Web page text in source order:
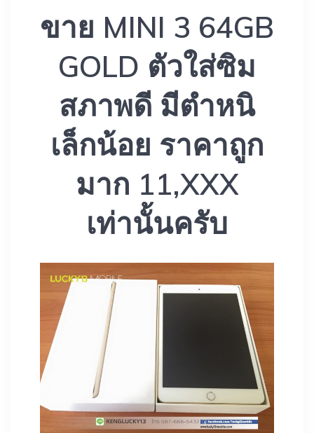
ขาย MINI 3 64GB
GOLD ตัวใส่ซิม
สภาพดี มีตำหนิ
เล็กน้อย ราคาถูก
มาก 11,XXX
เท่านั้นครับ